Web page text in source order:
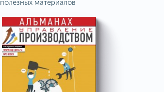
полезных материалов